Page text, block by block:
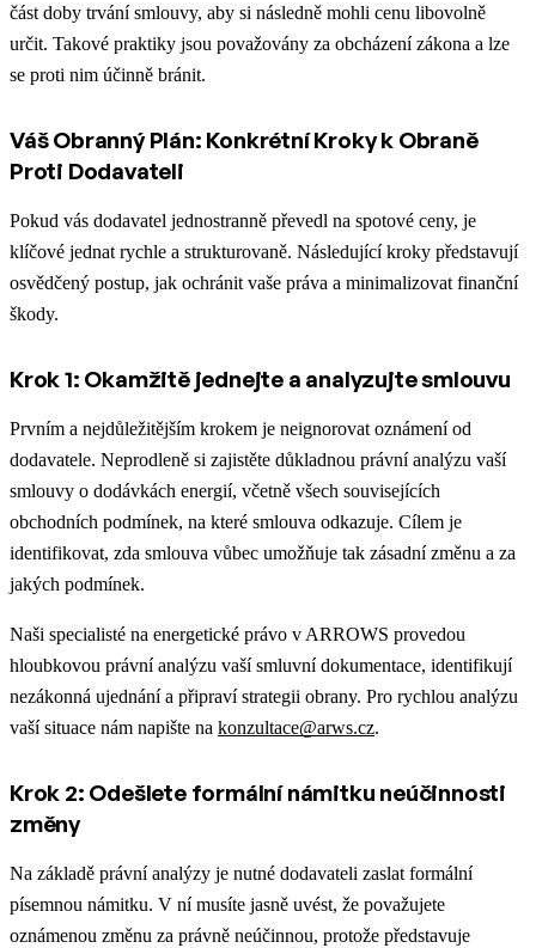
část doby trvání smlouvy, aby si následně mohli cenu libovolně
určit. Takové praktiky jsou považovány za obcházení zákona a lze
se proti nim účinně bránit.
Váš Obranný Plán: Konkrétní Kroky k Obraně
Proti Dodavateli
Pokud vás dodavatel jednostranně převedl na spotové ceny, je
klíčové jednat rychle a strukturovaně. Následující kroky představují
osvědčený postup, jak ochránit vaše práva a minimalizovat finanční
škody.
Krok 1: Okamžitě jednejte a analyzujte smlouvu
Prvním a nejdůležitějším krokem je neignorovat oznámení od
dodavatele. Neprodleně si zajistěte důkladnou právní analýzu vaší
smlouvy o dodávkách energií, včetně všech souvisejících
obchodních podmínek, na které smlouva odkazuje. Cílem je
identifikovat, zda smlouva vůbec umožňuje tak zásadní změnu a za
jakých podmínek.
Naši specialisté na energetické právo v ARROWS provedou
hloubkovou právní analýzu vaší smluvní dokumentace, identifikují
nezákonná ujednání a připraví strategii obrany. Pro rychlou analýzu
vaší situace nám napište na konzultace@arws.cz.
Krok 2: Odešlete formální námitku neúčinnosti
změny
Na základě právní analýzy je nutné dodavateli zaslat formální
písemnou námitku. V ní musíte jasně uvést, že považujete
oznámenou změnu za právně neúčinnou, protože představuje